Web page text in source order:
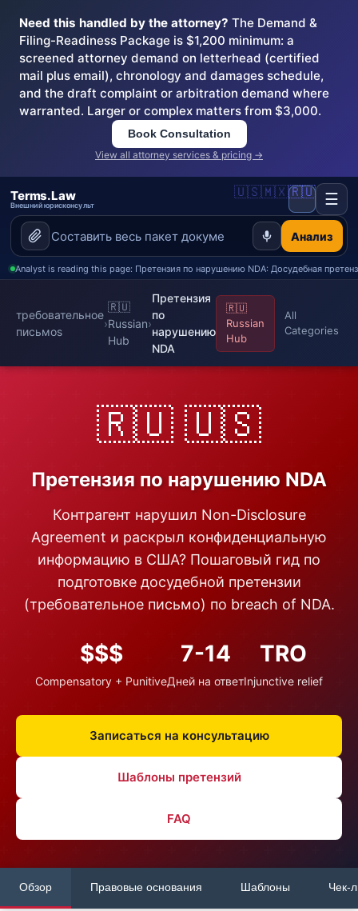
Need this handled by the attorney? The Demand &
Filing-Readiness Package is $1,200 minimum: a
screened attorney demand on letterhead (certified
mail plus email), chronology and damages schedule,
and the draft complaint or arbitration demand where
warranted. Larger or complex matters from $3,000.
Book Consultation
View all attorney services & pricing →
Terms.Law
Внешний юрисконсульт
Анализ
🇺🇸🇲🇽🇷🇺 ☰
Analyst is reading this page: Претензия по нарушению NDA: Досудебная
требовательное
письмоs
›
🇷🇺
Russian
Hub
›
Претензия
по
нарушению
NDA
🇷🇺
Russian
Hub
All
Categories
🇷🇺 🇺🇸
Претензия по нарушению NDA
Контрагент нарушил Non-Disclosure
Agreement и раскрыл конфиденциальную
информацию в США? Пошаговый гид по
подготовке досудебной претензии
(требовательное письмо) по breach of NDA.
$$$
Compensatory + Punitive
7-14
Дней на ответ
TRO
Injunctive relief
Записаться на консультацию
Шаблоны претензий
FAQ
Обзор Правовые основания Шаблоны Чек-